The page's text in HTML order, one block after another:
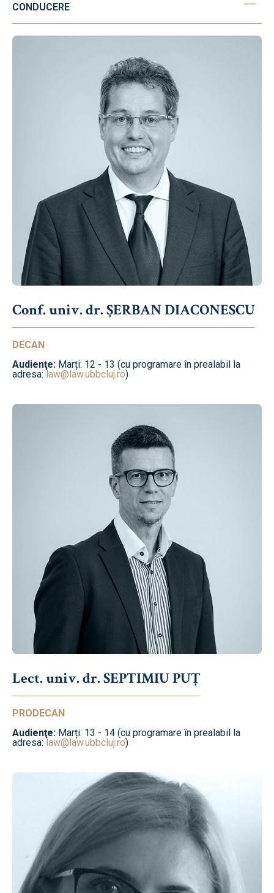
CONDUCERE
Conf. univ. dr. ȘERBAN DIACONESCU
DECAN
Audienţe: Marți: 12 - 13 (cu programare în prealabil la
adresa:law@law.ubbcluj.ro)
Lect. univ. dr. SEPTIMIU PUȚ
PRODECAN
Audienţe: Marți: 13 - 14 (cu programare în prealabil la
adresa:law@law.ubbcluj.ro)